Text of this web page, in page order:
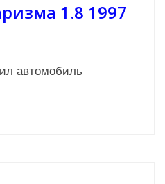
1.8 1997
автомобиль